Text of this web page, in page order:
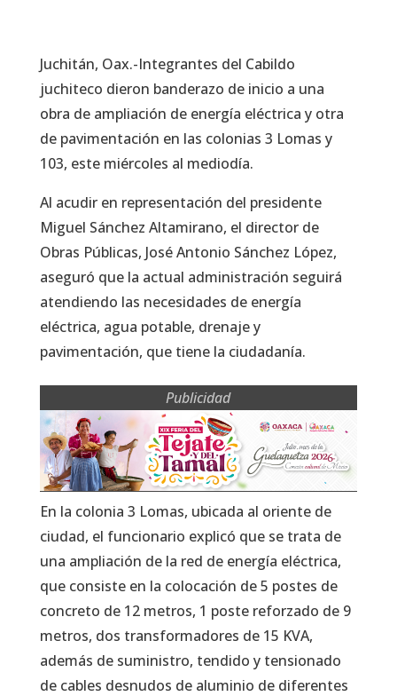
Juchitán, Oax.-Integrantes del Cabildo
juchiteco dieron banderazo de inicio a una
obra de ampliación de energía eléctrica y otra
de pavimentación en las colonias 3 Lomas y
103, este miércoles al mediodía.
Al acudir en representación del presidente
Miguel Sánchez Altamirano, el director de
Obras Públicas, José Antonio Sánchez López,
aseguró que la actual administración seguirá
atendiendo las necesidades de energía
eléctrica, agua potable, drenaje y
pavimentación, que tiene la ciudadanía.
Publicidad
En la colonia 3 Lomas, ubicada al oriente de
ciudad, el funcionario explicó que se trata de
una ampliación de la red de energía eléctrica,
que consiste en la colocación de 5 postes de
concreto de 12 metros, 1 poste reforzado de 9
metros, dos transformadores de 15 KVA,
además de suministro, tendido y tensionado
de cables desnudos de aluminio de diferentes